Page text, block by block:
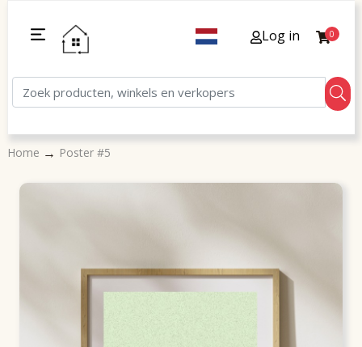
Log in 0
Home → Poster #5